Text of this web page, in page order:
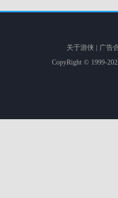
关于游侠
广告
CopyRight © 1999-